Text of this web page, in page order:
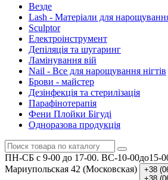
Везде
Lash - Матеріали для
Sculptor
Електроінструмент
Депіляція та шугаринг
Ламінування вій
Nail - Все для нарощування нігтів
Брови - майстер
Дезінфекція та стерилізація
Парафінотерапія
Фени Плойки Бігуді
Одноразова продукція
ПН-СБ c 9-00 до 17-00. ВС-10-00до15-
Мариупольская 42 (Московская)
+38